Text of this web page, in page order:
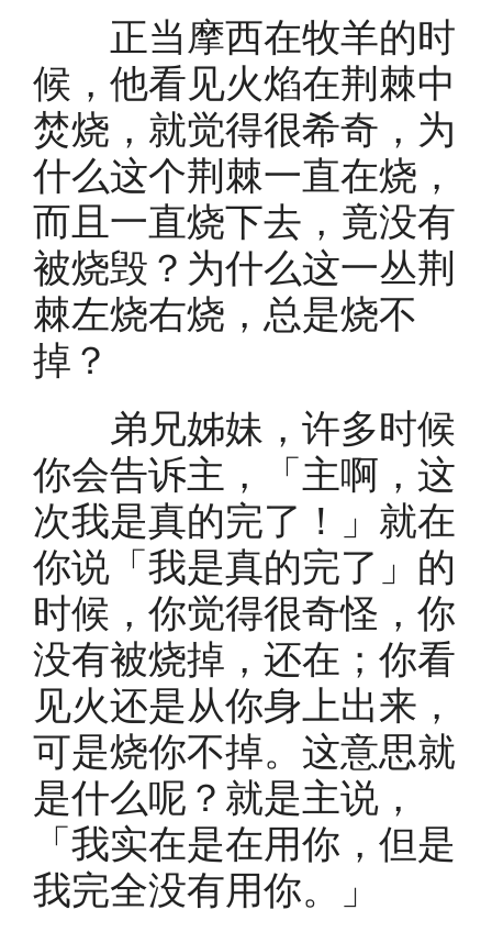
正当摩西在牧羊的时
候，他看见火焰在荆棘中
焚烧，就觉得很希奇，为
什么这个荆棘一直在烧，
而且一直烧下去，竟没有
被烧毁？为什么这一丛荆
棘左烧右烧，总是烧不
掉？
弟兄姊妹，许多时候
你会告诉主，「主啊，这
次我是真的完了！」就在
你说「我是真的完了」的
时候，你觉得很奇怪，你
没有被烧掉，还在；你看
见火还是从你身上出来，
可是烧你不掉。这意思就
是什么呢？就是主说，
「我实在是在用你，但是
我完全没有用你。」